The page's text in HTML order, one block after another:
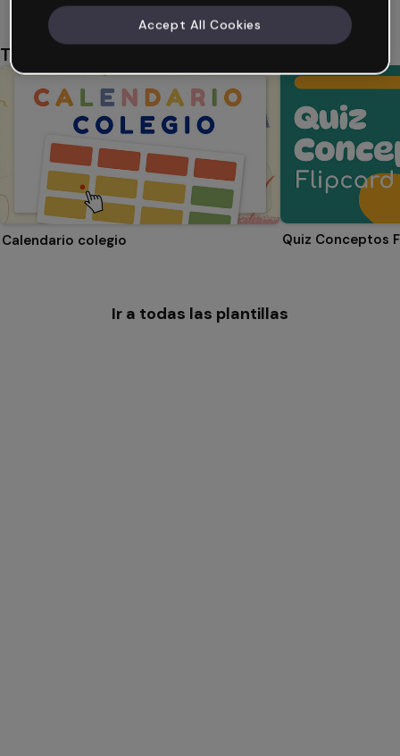
También te puede gustar
Calendario colegio Quiz Conceptos
Ir a todas las plantillas
Accept All Cookies